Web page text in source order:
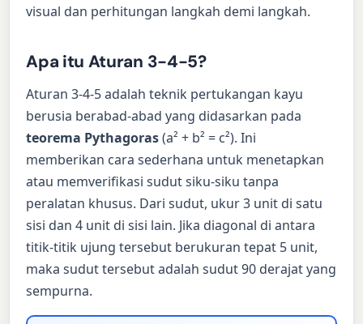
visual dan perhitungan langkah demi langkah.
Apa itu Aturan 3-4-5?
Aturan 3-4-5 adalah teknik pertukangan kayu
berusia berabad-abad yang didasarkan pada
teorema Pythagoras(a² + b² = c²). Ini
memberikan cara sederhana untuk menetapkan
atau memverifikasi sudut siku-siku tanpa
peralatan khusus. Dari sudut, ukur 3 unit di satu
sisi dan 4 unit di sisi lain. Jika diagonal di antara
titik-titik ujung tersebut berukuran tepat 5 unit,
maka sudut tersebut adalah sudut 90 derajat yang
sempurna.